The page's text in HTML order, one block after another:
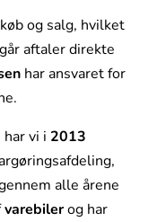
og salg, hvilket
aftaler direkte
har ansvaret for
vi i 2013
alle årene
varebilerog har